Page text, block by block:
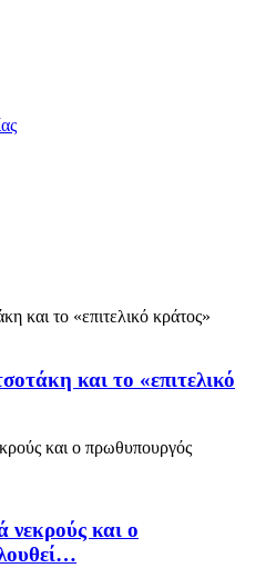
και το «επιτελικό
νεκρούς και ο